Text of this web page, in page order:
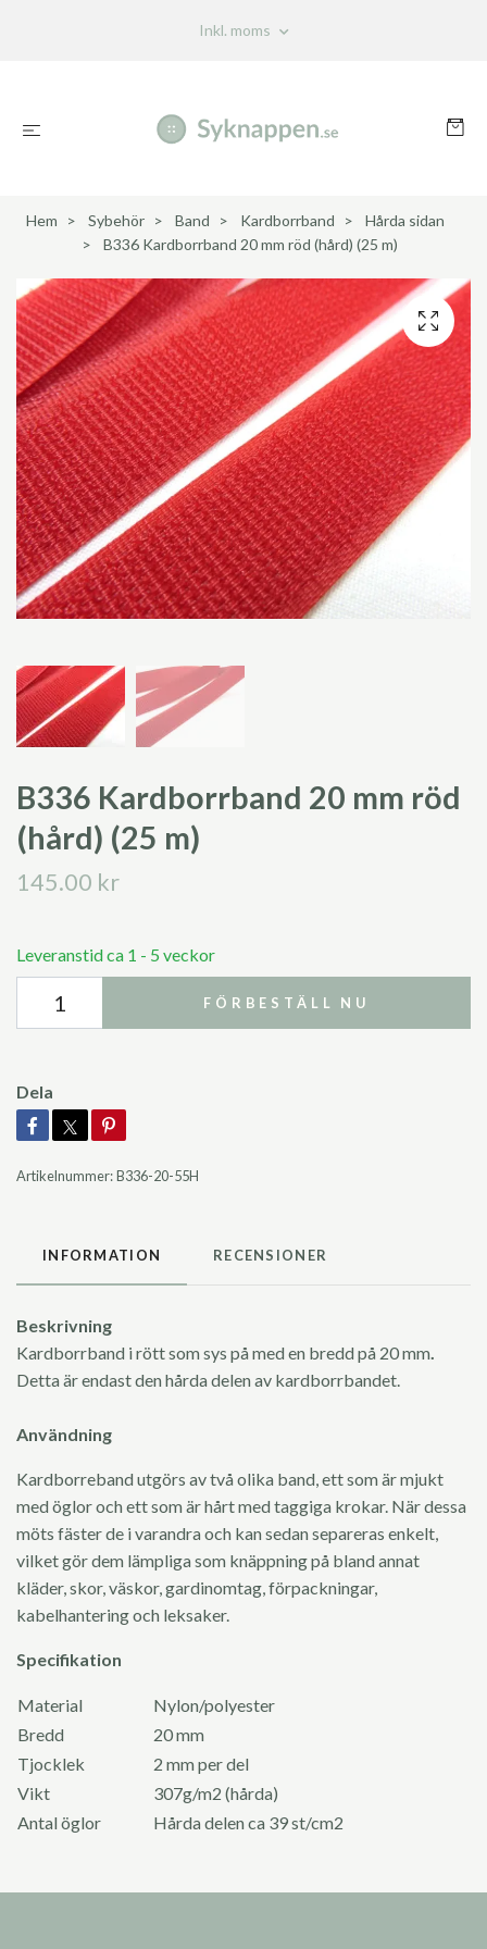
Inkl. moms
Hem Sybehör Band Kardborrband
Hårda sidan
B336 Kardborrband 20 mm röd (hård) (25 m)
B336 Kardborrband 20 mm röd
(hård) (25 m)
145.00 kr
Leveranstid ca 1 - 5 veckor
FÖRBESTÄLL NU
Dela
Artikelnummer:B336-20-55H
INFORMATION RECENSIONER
Beskrivning
Kardborrband i rött som sys på med en bredd på 20 mm.
Detta är endast den hårda delen av kardborrbandet.
Användning
Kardborreband utgörs av två olika band, ett som är mjukt
med öglor och ett som är hårt med taggiga krokar. När dessa
möts fäster de i varandra och kan sedan separeras enkelt,
vilket gör dem lämpliga som knäppning på bland annat
kläder, skor, väskor, gardinomtag, förpackningar,
kabelhantering och leksaker.
Specifikation
Material
Nylon/polyester
Bredd
20 mm
Tjocklek
2 mm per del
Vikt
307g/m2 (hårda)
Antal öglor
Hårda delen ca 39 st/cm2